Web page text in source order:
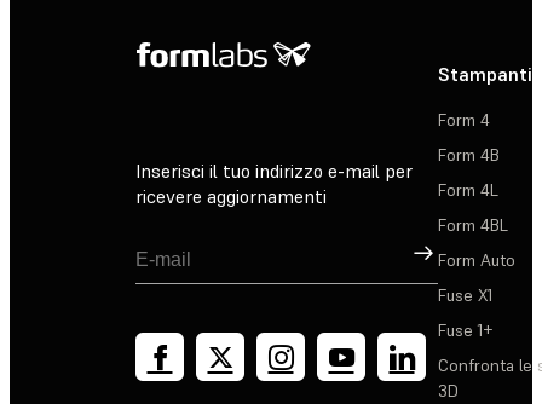
Inserisci il tuo indirizzo e-mail per
ricevere aggiornamenti
Registrati
Stampanti
Form 4
Form 4B
Form 4L
Form 4BL
Form Auto
Fuse X1
Fuse 1+
Confronta le
3D